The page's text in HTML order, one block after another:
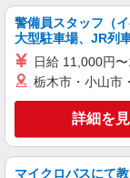
キープ
（株）ウィルオブ
警備員スタッフ（
大型駐車場、JR列
日給 11,000円
栃木市・小山市
詳細を
マイクロバスにて